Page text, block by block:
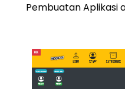
Pembuatan Aplikasi